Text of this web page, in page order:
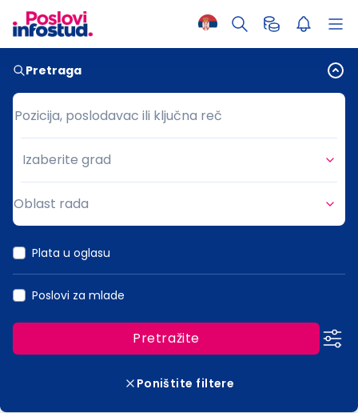
Pretraga
Pozicija, poslodavac ili ključna reč
Pozicija, poslodavac ili ključna reč
Grad
Izaberite grad
Oblast rada
Plata u oglasu
Poslovi za mlade
Pretražite
Poništite filtere